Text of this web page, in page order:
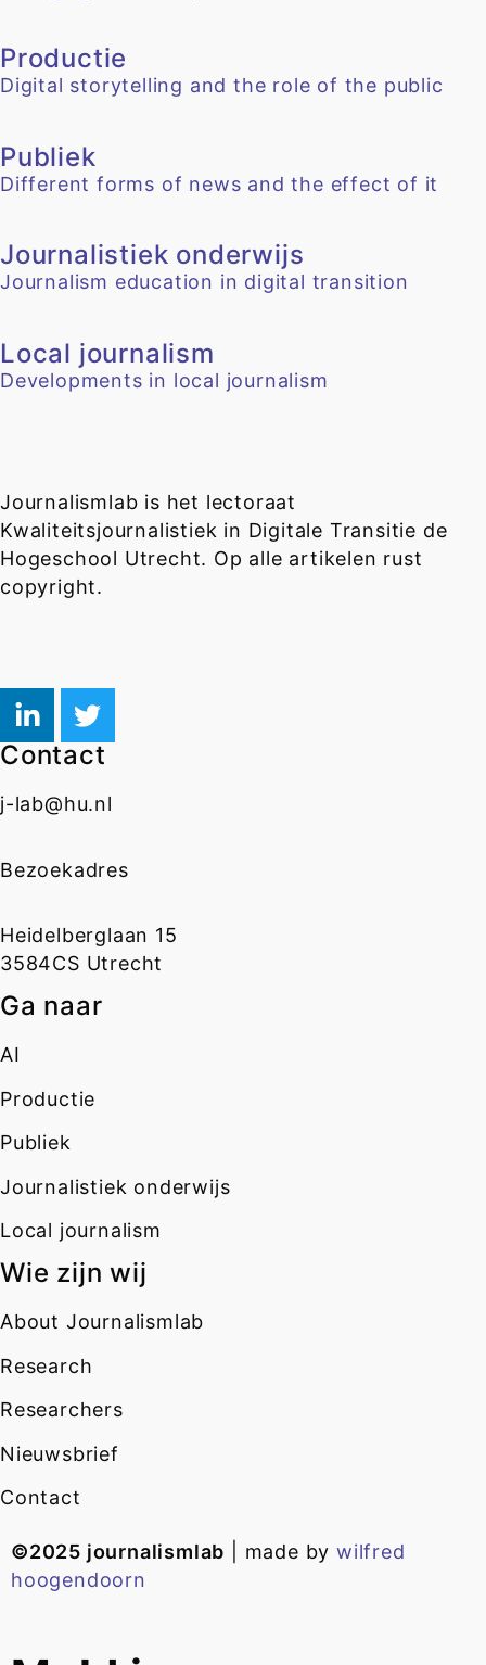
Productie
Digital storytelling and the role of the public
Publiek
Different forms of news and the effect of it
Journalistiek onderwijs
Journalism education in digital transition
Local journalism
Developments in local journalism
Journalismlab is het lectoraat
Kwaliteitsjournalistiek in Digitale Transitie de
Hogeschool Utrecht. Op alle artikelen rust
copyright.
Contact
j-lab@hu.nl
Bezoekadres
Heidelberglaan 15
3584CS Utrecht
Ga naar
AI
Productie
Publiek
Journalistiek onderwijs
Local journalism
Wie zijn wij
About Journalismlab
Research
Researchers
Nieuwsbrief
Contact
©2025 journalismlab | made bywilfred
hoogendoorn